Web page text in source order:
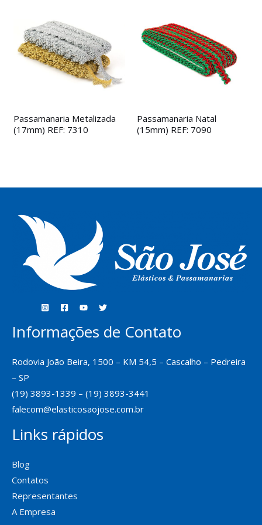
Passamanaria Metalizada
(17mm) REF: 7310
Passamanaria Natal
(15mm) REF: 7090
Informações de Contato
Rodovia João Beira, 1500 – KM 54,5 – Cascalho – Pedreira
– SP
(19) 3893-1339 – (19) 3893-3441
falecom@elasticosaojose.com.br
Links rápidos
Blog
Contatos
Representantes
A Empresa